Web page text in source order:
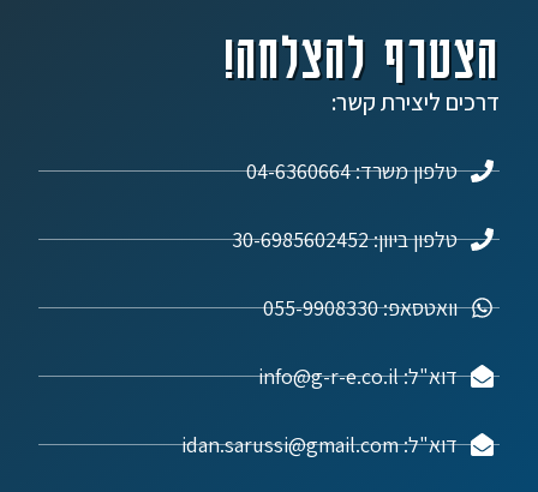
הצטרף להצלחה!
דרכים ליצירת קשר:
טלפון משרד: 04-6360664
טלפון ביוון: 30-6985602452
וואטסאפ: 055-9908330
דוא"ל: info@g-r-e.co.il
דוא"ל: idan.sarussi@gmail.com